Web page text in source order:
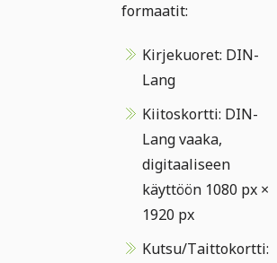
formaatit:
Kirjekuoret: DIN-
Lang
Kiitoskortti: DIN-
Lang vaaka,
digitaaliseen
käyttöön 1080 px ×
1920 px
Kutsu/Taittokortti: